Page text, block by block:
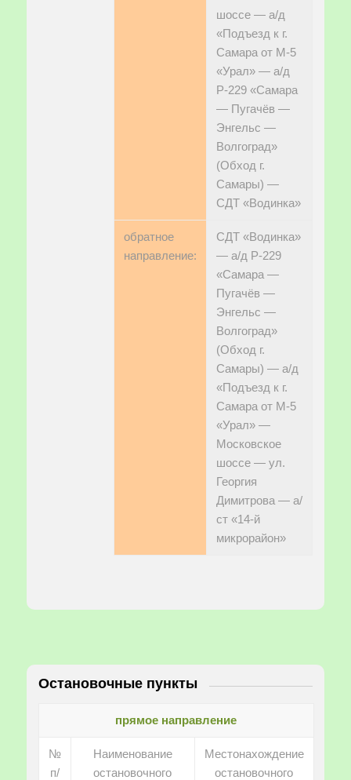
шоссе — а/д
«Подъезд к г.
Самара от М-5
«Урал» — а/д
Р-229 «Самара
— Пугачёв —
Энгельс —
Волгоград»
(Обход г.
Самары) —
СДТ «Водинка»
обратное
направление:
СДТ «Водинка»
— а/д Р-229
«Самара —
Пугачёв —
Энгельс —
Волгоград»
(Обход г.
Самары) — а/д
«Подъезд к г.
Самара от М-5
«Урал» —
Московское
шоссе — ул.
Георгия
Димитрова — а/
ст «14-й
микрорайон»
Остановочные пункты
прямое направление
№
п/
Наименование
остановочного
Местонахождение
остановочного